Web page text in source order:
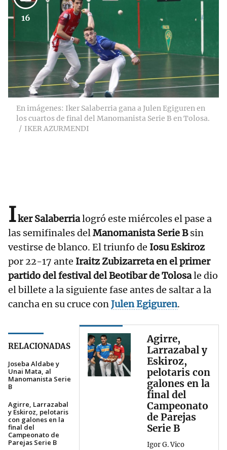
16
En imágenes: Iker Salaberria gana a Julen Egiguren en
los cuartos de final del Manomanista Serie B en Tolosa.
IKER AZURMENDI
Iker Salaberrialogró este miércoles el pase a
las semifinales delManomanista Serie Bsin
vestirse de blanco. El triunfo de Iosu Eskiroz
por 22-17 ante Iraitz Zubizarreta en el primer
partido del festival del Beotibar de Tolosale dio
el billete a la siguiente fase antes de saltar a la
cancha en su cruce conJulen Egiguren.
RELACIONADAS
Joseba Aldabe y
Unai Mata, al
Manomanista Serie
B
Agirre, Larrazabal
y Eskiroz, pelotaris
con galones en la
final del
Campeonato de
Parejas Serie B
Agirre,
Larrazabal y
Eskiroz,
pelotaris con
galones en la
final del
Campeonato
de Parejas
Serie B
Igor G. Vico